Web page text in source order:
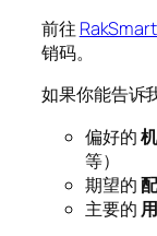
前往
销码。
如果你能告诉
偏好的
等）
期望的
主要的